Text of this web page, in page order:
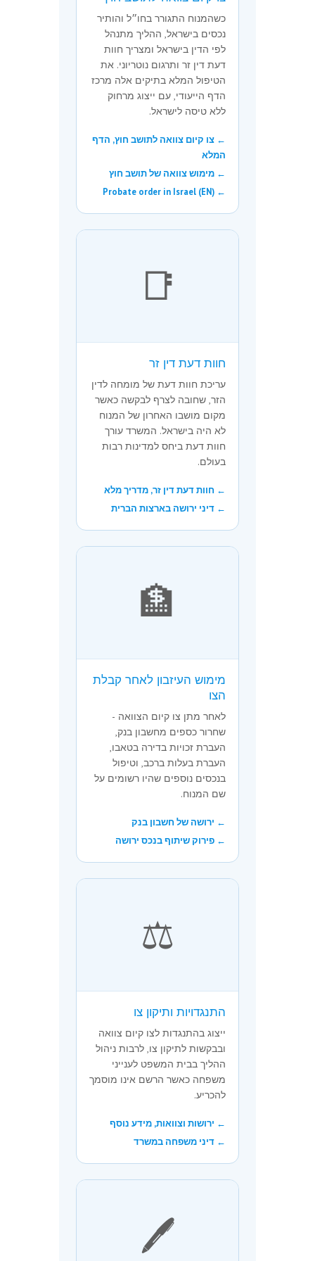
כשהמנוח התגורר בחו״ל והותיר
נכסים בישראל, ההליך מתנהל
לפי הדין בישראל ומצריך חוות
דעת דין זר ותרגום נוטריוני. את
הטיפול המלא בתיקים אלה מרכז
הדף הייעודי, עם ייצוג מרחוק
ללא טיסה לישראל.
← צו קיום צוואה לתושב חוץ, הדף
המלא
← מימוש צוואה של תושב חוץ
← Probate order in Israel (EN)
📑
חוות דעת דין זר
עריכת חוות דעת של מומחה לדין
הזר, שחובה לצרף לבקשה כאשר
מקום מושבו האחרון של המנוח
לא היה בישראל. המשרד עורך
חוות דעת ביחס למדינות רבות
בעולם.
← חוות דעת דין זר, מדריך מלא
← דיני ירושה בארצות הברית
🏦
מימוש העיזבון לאחר קבלת
הצו
לאחר מתן צו קיום הצוואה -
שחרור כספים מחשבון בנק,
העברת זכויות בדירה בטאבו,
העברת בעלות ברכב, וטיפול
בנכסים נוספים שהיו רשומים על
שם המנוח.
← ירושה של חשבון בנק
← פירוק שיתוף בנכס ירושה
⚖️
התנגדויות ותיקון צו
ייצוג בהתנגדות לצו קיום צוואה
ובבקשות לתיקון צו, לרבות ניהול
ההליך בבית המשפט לענייני
משפחה כאשר הרשם אינו מוסמך
להכריע.
← ירושות וצוואות, מידע נוסף
← דיני משפחה במשרד
🖊️